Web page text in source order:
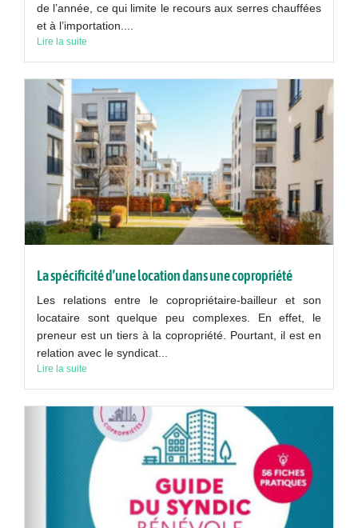
de l’année, ce qui limite le recours aux serres chauffées
et à l’importation....
Lire la suite
La spécificité d’une location dans une copropriété
Les relations entre le copropriétaire-bailleur et son
locataire sont quelque peu complexes. En effet, le
preneur est un tiers à la copropriété. Pourtant, il est en
relation avec le syndicat...
Lire la suite